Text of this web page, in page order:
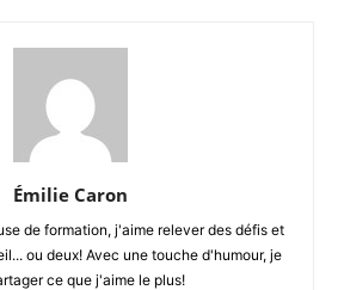
Émilie Caron
de formation, j'aime relever des défis et
ou deux! Avec une touche d'humour, je
ce que j'aime le plus!